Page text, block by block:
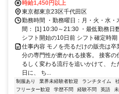
銀座C9口徒歩約2分、東京メトロ日
「有楽町駅」「銀座駅」徒歩2分
時給1,450円以上
東京都東京23区千代田区
勤務時間 ・勤務曜日：月・火・水
間： [1] 10:30～21:30 ・最低勤務日
シフト開始の10日前 シフト確定時期
仕事内容 モノを売るだけの販売は卒
分の専門性が磨かれる接客。 接客
るしく変わる流行を追いかけて、
日に、 ち...
制服あり 業界未経験者歓迎 ランチタイム
フリーター歓迎
学歴不問 経験不問 英語